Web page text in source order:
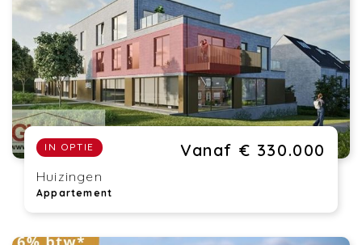
IN OPTIE Vanaf € 330.000
Huizingen
Appartement